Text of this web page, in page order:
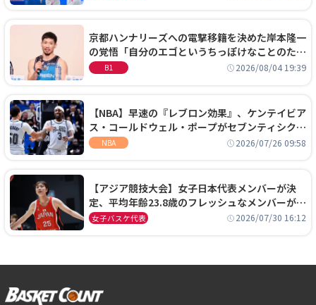
京都ハンナリーズへの電撃移籍を決めた岸本隆一
の覚悟「自分のエゴというちっぽけなことのため
に、京都に来たわけではない」
B1 2026/08/04 19:39
【NBA】早速の『レブロン効果』、ケンテイビア
ス・コールドウェル・ポープがセブンティシクサ
ーズに1年契約で加入
NBA 2026/07/26 09:58
【アジア競技大会】女子日本代表メンバーが決
定、平均年齢23.8歳のフレッシュなメンバーが日
本開催の大舞台で頂点を狙う
女子バスケ代表 2026/07/30 16:12